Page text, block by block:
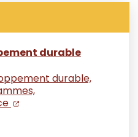
durable
durable,
(ouverture dans un
(ouverture dans un